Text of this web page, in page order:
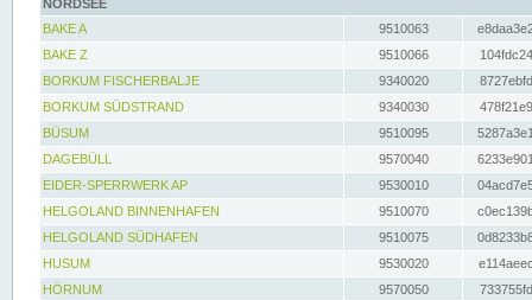
NORDSEE
BAKE A
9510063
BAKE Z
9510066
BORKUM FISCHERBALJE
9340020
BORKUM SÜDSTRAND
9340030
BÜSUM
9510095
DAGEBÜLL
9570040
EIDER-SPERRWERK AP
9530010
HELGOLAND BINNENHAFEN
9510070
HELGOLAND SÜDHAFEN
9510075
HUSUM
9530020
HÖRNUM
9570050